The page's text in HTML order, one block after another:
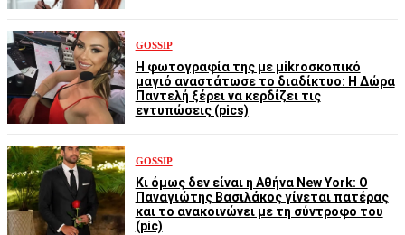
GOSSIP
Η φωτογραφία της με μikroσκοπικό
μαγιό αναστάτωσε το διαδίκτυο: Η Δώρα
Παντελή ξέρει να κερδίζει τις
εντυπώσεις (pics)
GOSSIP
Κι όμως δεν είναι η Αθήνα New York: Ο
Παναγιώτης Βασιλάκος γίνεται πατέρας
και το ανακοινώνει με τη σύντροφο του
(pic)